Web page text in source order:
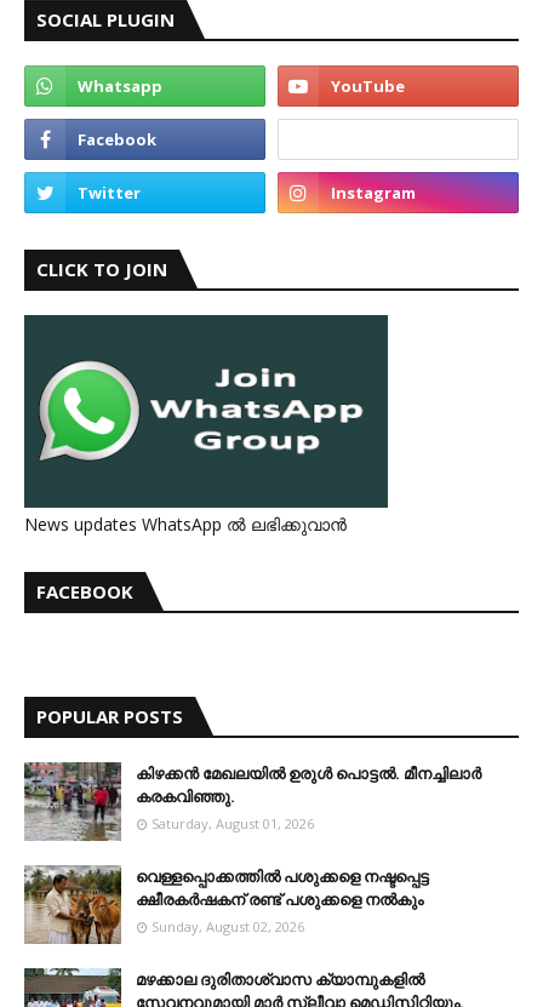
SOCIAL PLUGIN
CLICK TO JOIN
News updates WhatsApp ൽ ലഭിക്കുവാൻ
FACEBOOK
POPULAR POSTS
കിഴക്കന്‍ മേഖലയില്‍ ഉരുള്‍ പൊട്ടല്‍. മീനച്ചിലാര്‍
കരകവിഞ്ഞു.
Saturday, August 01, 2026
വെള്ളപ്പൊക്കത്തില്‍ പശുക്കളെ നഷ്ടപ്പെട്ട
ക്ഷീരകര്‍ഷകന് രണ്ട് പശുക്കളെ നല്‍കും
Sunday, August 02, 2026
മഴക്കാല ദുരിതാശ്വാസ ക്യാമ്പുകളിൽ